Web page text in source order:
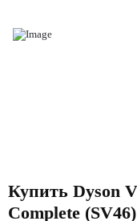
Купить Dyson
Complete